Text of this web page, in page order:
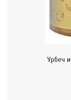
Урбеч